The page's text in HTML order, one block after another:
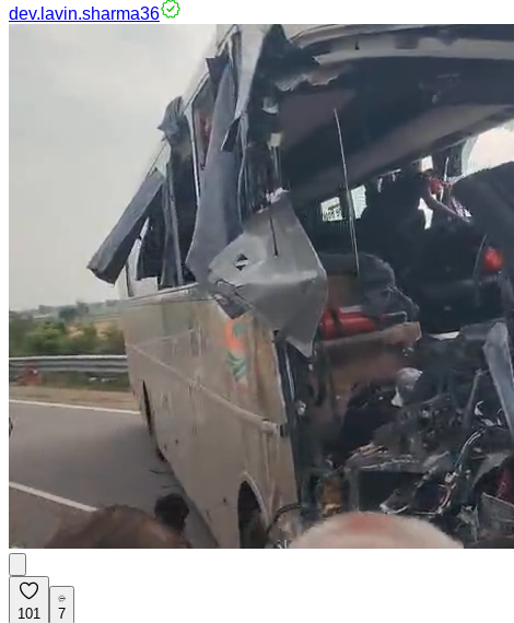
dev.lavin.sharma36
101 7